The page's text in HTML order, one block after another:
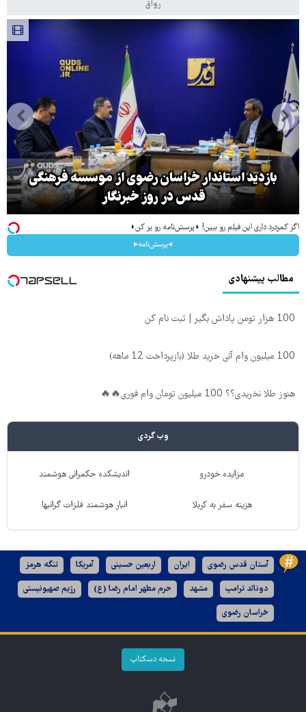
رواق
بازدید استاندار خراسان رضوی از موسسه فرهنگی
قدس در روز خبرنگار
اگر کمردرد داری این فیلم رو ببین! ◗پرسش‌نامه رو پر کن◖
◂پرسش‌نامه▸
مطالب پیشنهادی
100 هزار تومن پاداش بگیر | ثبت نام کن
100 میلیون وام آنی خرید طلا (بازپرداخت 12 ماهه)
هنوز طلا نخریدی؟؟ 100 میلیون تومان وام فوری🔥🔥
وب گردی
مزایده خودرو اندیشکده حکمرانی هوشمند
هزینه سفر به کربلا انبار هوشمند فلزات گرانبها
آستان قدس رضوی ایران اربعین حسینی آمریکا تنگه هرمز
دونالد ترامپ مشهد حرم مطهر امام رضا (ع) رژیم صهیونیستی
خراسان رضوی
نسخه دسکتاپ